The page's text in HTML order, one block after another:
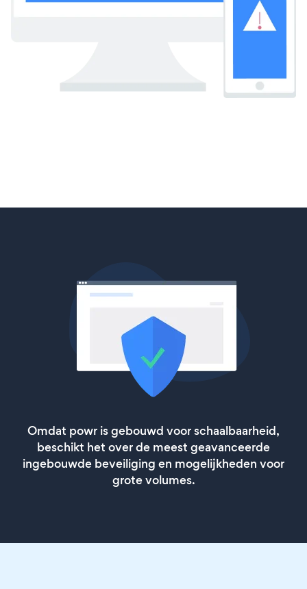
Omdat powr is gebouwd voor schaalbaarheid,
beschikt het over de meest geavanceerde
ingebouwde beveiliging en mogelijkheden voor
grote volumes.